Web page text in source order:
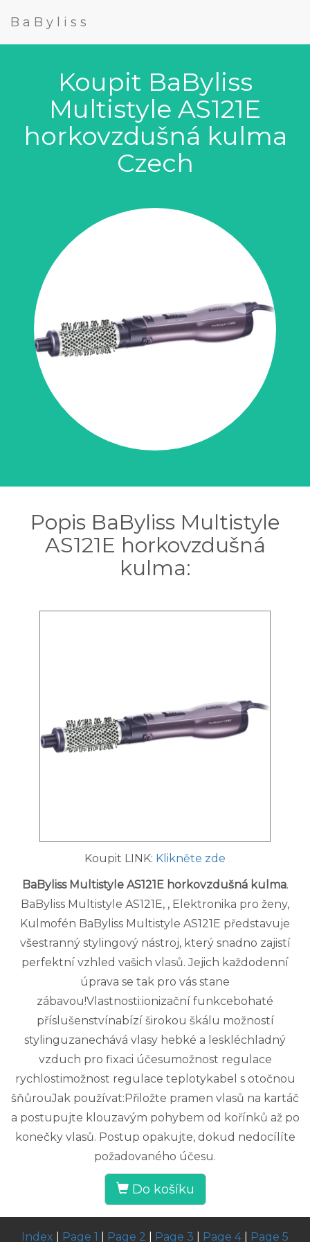
BaByliss
Koupit BaByliss
Multistyle AS121E
horkovzdušná kulma
Czech
Popis BaByliss Multistyle
AS121E horkovzdušná
kulma:
Koupit LINK: Klikněte zde
BaByliss Multistyle AS121E horkovzdušná kulma.
BaByliss Multistyle AS121E, , Elektronika pro ženy,
Kulmofén BaByliss Multistyle AS121E představuje
všestranný stylingový nástroj, který snadno zajistí
perfektní vzhled vašich vlasů. Jejich každodenní
úprava se tak pro vás stane
zábavou!Vlastnosti:ionizační funkcebohaté
příslušenstvínabízí širokou škálu možností
stylinguzanechává vlasy hebké a leskléchladný
vzduch pro fixaci účesumožnost regulace
rychlostimožnost regulace teplotykabel s otočnou
šňůrouJak používat:Přiložte pramen vlasů na kartáč
a postupujte klouzavým pohybem od kořínků až po
konečky vlasů. Postup opakujte, dokud nedocílíte
požadovaného účesu.
Do košíku
Index Page 1 Page 2 Page 3 Page 4| Page 5